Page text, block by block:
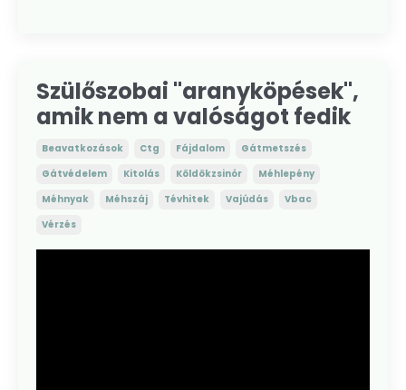
Szülőszobai "aranyköpések",
amik nem a valóságot fedik
Beavatkozások Ctg Fájdalom
Gátmetszés
Gátvédelem
Kitolás Köldökzsinór
Méhlepény
Méhnyak
Méhszáj Tévhitek Vajúdás
Vbac
Vérzés